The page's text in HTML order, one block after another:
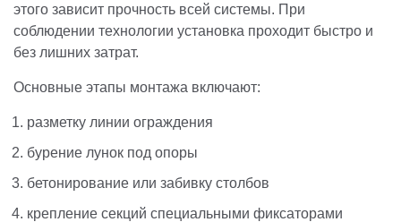
этого зависит прочность всей системы. При
соблюдении технологии установка проходит быстро и
без лишних затрат.
Основные этапы монтажа включают:
разметку линии ограждения
бурение лунок под опоры
бетонирование или забивку столбов
крепление секций специальными фиксаторами